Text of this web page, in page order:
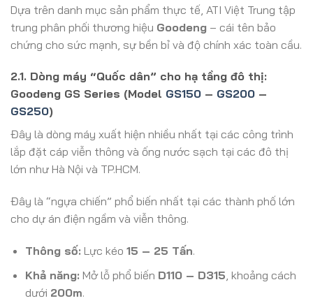
Dựa trên danh mục sản phẩm thực tế, ATI Việt Trung tập
trung phân phối thương hiệu Goodeng – cái tên bảo
chứng cho sức mạnh, sự bền bỉ và độ chính xác toàn cầu.
2.1. Dòng máy “Quốc dân” cho hạ tầng đô thị:
Goodeng GS Series (Model GS150 – GS200 –
GS250)
Đây là dòng máy xuất hiện nhiều nhất tại các công trình
lắp đặt cáp viễn thông và ống nước sạch tại các đô thị
lớn như Hà Nội và TP.HCM.
Đây là “ngựa chiến” phổ biến nhất tại các thành phố lớn
cho dự án điện ngầm và viễn thông.
Thông số: Lực kéo 15 – 25 Tấn.
Khả năng: Mở lỗ phổ biến D110 – D315 , khoảng cách
dưới 200m.